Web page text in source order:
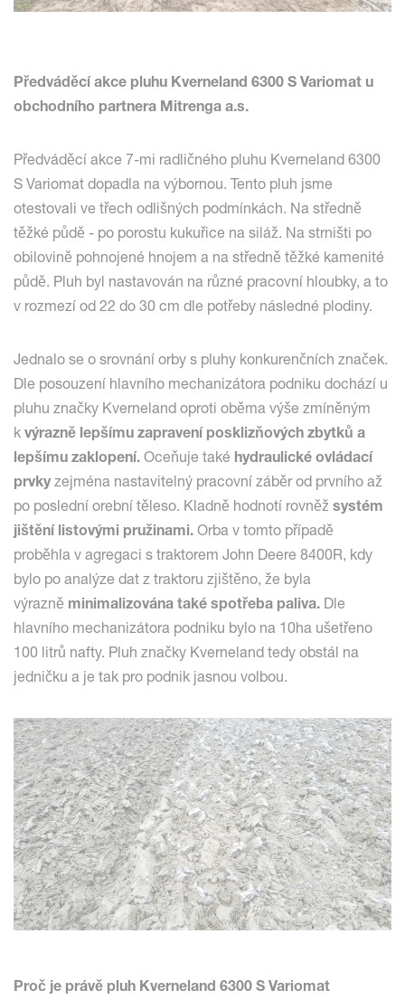
Předváděcí akce pluhu Kverneland 6300 S Variomat u
obchodního partnera Mitrenga a.s.
Předváděcí akce 7-mi radličného pluhu Kverneland 6300
S Variomat dopadla na výbornou. Tento pluh jsme
otestovali ve třech odlišných podmínkách. Na středně
těžké půdě - po porostu kukuřice na siláž. Na strništi po
obilovině pohnojené hnojem a na středně těžké kamenité
půdě. Pluh byl nastavován na různé pracovní hloubky, a to
v rozmezí od 22 do 30 cm dle potřeby následné plodiny.
Jednalo se o srovnání orby s pluhy konkurenčních značek.
Dle posouzení hlavního mechanizátora podniku dochází u
pluhu značky Kverneland oproti oběma výše zmíněným
k výrazně lepšímu zapravení posklizňových zbytků a
lepšímu zaklopení. Oceňuje také hydraulické ovládací
prvkyzejména nastavitelný pracovní záběr od prvního až
po poslední orební těleso. Kladně hodnotí rovněž systém
jištění listovými pružinami. Orba v tomto případě
proběhla v agregaci s traktorem John Deere 8400R, kdy
bylo po analýze dat z traktoru zjištěno, že byla
výrazně minimalizována také spotřeba paliva. Dle
hlavního mechanizátora podniku bylo na 10ha ušetřeno
100 litrů nafty. Pluh značky Kverneland tedy obstál na
jedničku a je tak pro podnik jasnou volbou.
Proč je právě pluh Kverneland 6300 S Variomat